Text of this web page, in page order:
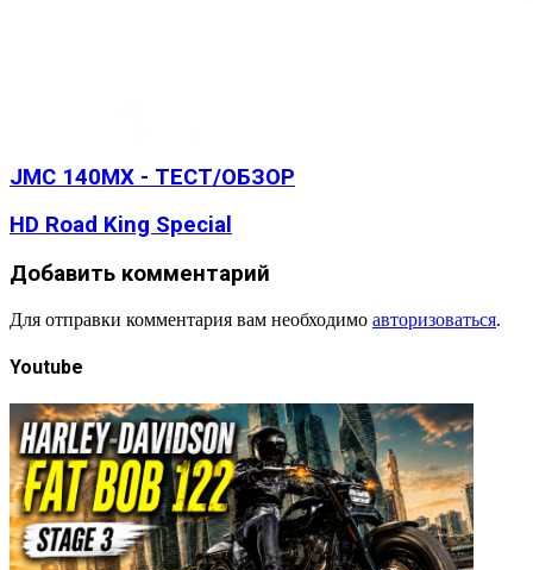
JMC 140MX - ТЕСТ/ОБЗОР
HD Road King Special
Добавить комментарий
Для отправки комментария вам необходимо авторизоваться.
Youtube